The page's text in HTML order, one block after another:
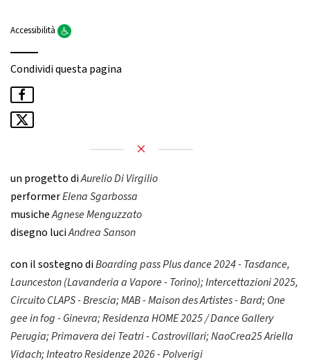
Accessibilità
Condividi questa pagina
un progetto diAurelio Di Virgilio
performerElena Sgarbossa
musicheAgnese Menguzzato
disegno luciAndrea Sanson
con il sostegno diBoarding pass Plus dance 2024 - Tasdance,
Launceston (Lavanderia a Vapore - Torino); Intercettazioni 2025,
Circuito CLAPS - Brescia; MAB - Maison des Artistes - Bard; One
gee in fog - Ginevra; Residenza HOME 2025 / Dance Gallery
Perugia; Primavera dei Teatri - Castrovillari; NaoCrea25 Ariella
Vidach; Inteatro Residenze 2026 - Polverigi